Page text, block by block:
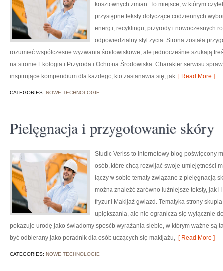
kosztownych zmian. To miejsce, w którym
przystępne teksty dotyczące codziennych
energii, recyklingu, przyrody i nowoczesnych
odpowiedzialny styl życia. Strona została
rozumieć współczesne wyzwania środowiskowe, ale jednocześnie szukają
na stronie Ekologia i Przyroda i Ochrona Środowiska. Charakter serwisu
inspirujące kompendium dla każdego, kto zastanawia się, jak [ Read More ]
CATEGORIES: NOWE TECHNOLOGIE
Pielęgnacja i przygotowanie skóry
Studio Veriss to internetowy blog poświęcony
osób, które chcą rozwijać swoje umiejętności
łączy w sobie tematy związane z pielęgnacją
można znaleźć zarówno luźniejsze teksty, jak
fryzur i Makijaż gwiazd. Tematyka strony
upiększania, ale nie ogranicza się wyłącznie
pokazuje urodę jako świadomy sposób wyrażania siebie, w którym ważne są
być odbierany jako poradnik dla osób uczących się makijażu, [ Read More ]
CATEGORIES: NOWE TECHNOLOGIE